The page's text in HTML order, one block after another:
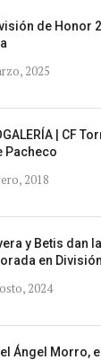
de Honor
2025
| CF
Pacheco
2018
y Betis dan
en
2024
Ángel Morro,